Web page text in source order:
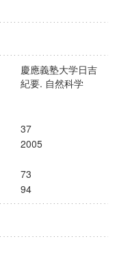
慶應義塾大学日吉
紀要. 自然科学
37
2005
73
94